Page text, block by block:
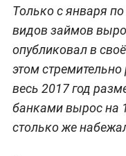
Только с января
видов займов
опубликовал в
этом
весь 2017 год
банками вырос на
столько же